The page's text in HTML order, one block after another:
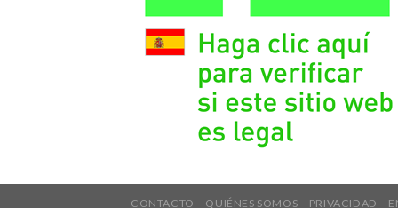
CONTACTO QUIÉNES SOMOS PRIVACIDAD